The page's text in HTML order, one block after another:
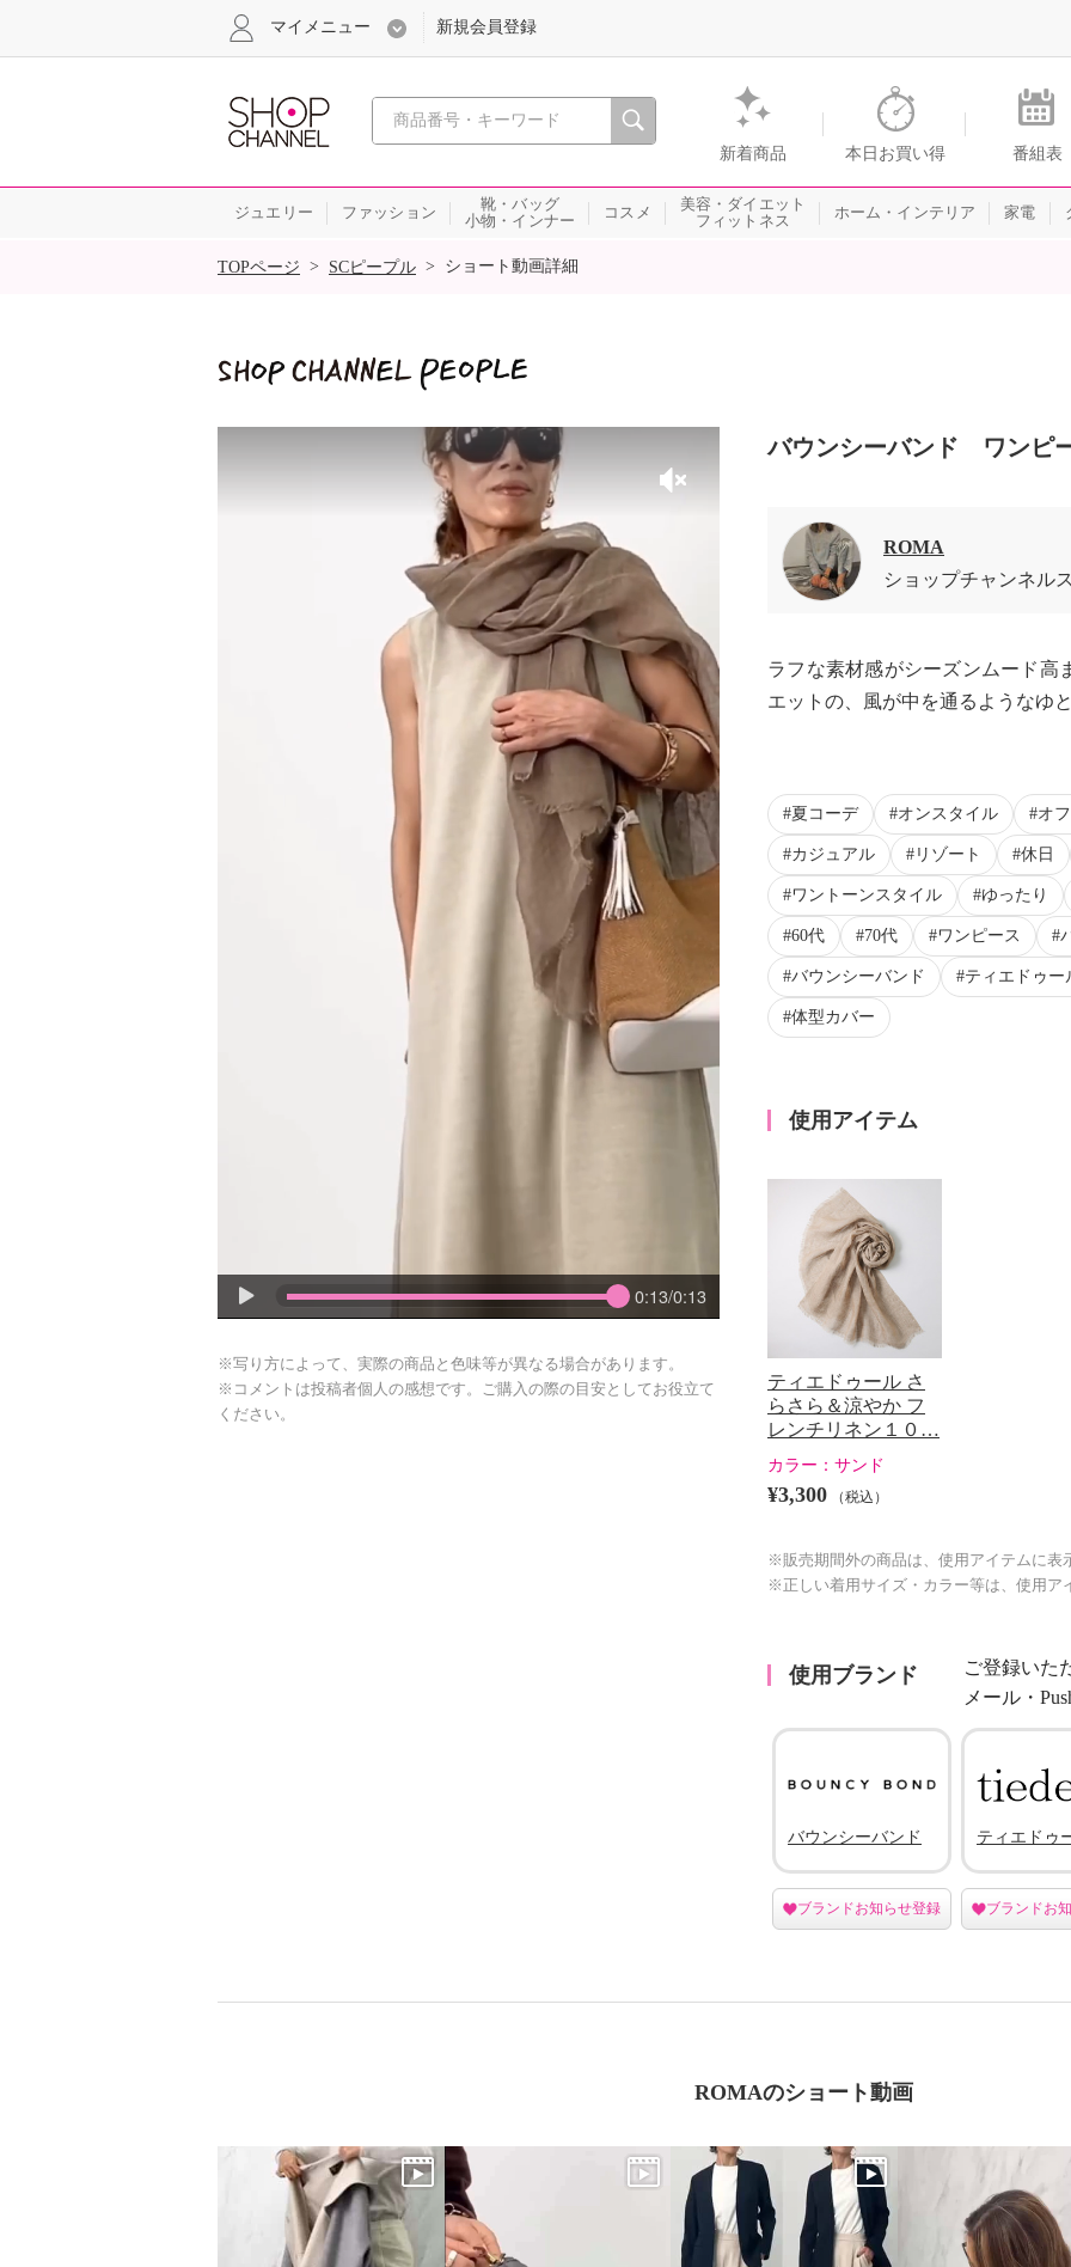
心おどる、瞬間を。通販・テレビショッピングのショップチャンネル
新着商品 本日お買い得 番組表
マイメニュー 新規会員登録
ジュエリー ファッション
靴・バッグ
小物・インナー
コスメ
美容・ダイエット
フィットネス
ホーム・インテリア 家電
SALE
TOPページ > SCピープル > ショート動画詳細
0:13/0:13
商品紹介
※写り方によって、実際の商品と色味等が異なる場合があります。
※コメントは投稿者個人の感想です。ご購入の際の目安としてお役立て
ください。
バウンシーバンド ワンピ
ROMA
ショップチャンネル
ラフな素材感がシーズンムード高
エットの、風が中を通るようなゆ
夏コーデ オンスタイル オ
カジュアル リゾート 休日
ワントーンスタイル ゆったり
60代 70代 ワンピース
バウンシーバンド ティエドゥー
体型カバー
使用アイテム
ティエドゥール さ
らさら＆涼やか フ
レンチリネン１０…
カラー： サンド
¥3,300 （税込）
※販売期間外の商品は、使用アイテムに表
※正しい着用サイズ・カラー等は、使用ア
使用ブランド
ご登録いた
メール・
バウンシーバンド
ブランドお知らせ登録
ティエドゥ
ブランドお
ROMAのショート動画